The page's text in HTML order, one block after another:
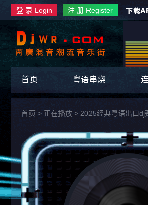
登 录 Login 注 册 Register
首页 粤语串烧
首页 > 正在播放 > 2025经典粤语出口dj